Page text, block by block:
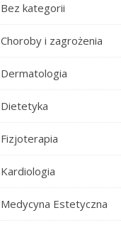
Bez kategorii
Choroby i zagrożenia
Dermatologia
Dietetyka
Fizjoterapia
Kardiologia
Medycyna Estetyczna